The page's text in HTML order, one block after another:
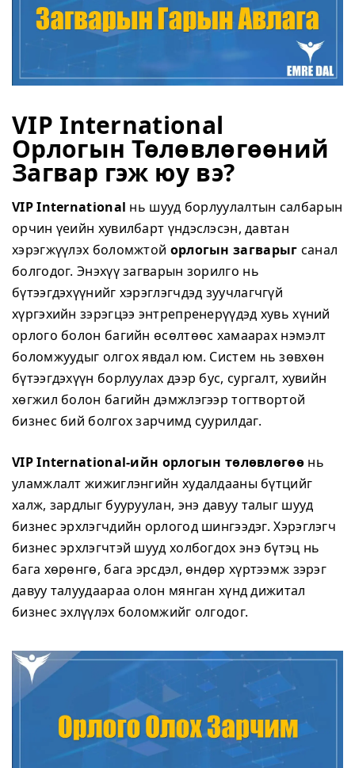
VIP International
Орлогын Төлөвлөгөөний
Загвар гэж юу вэ?
VIP International нь шууд борлуулалтын салбарын
орчин үеийн хувилбарт үндэслэсэн, давтан
хэрэгжүүлэх боломжтой орлогын загварыг санал
болгодог. Энэхүү загварын зорилго нь
бүтээгдэхүүнийг хэрэглэгчдэд зуучлагчгүй
хүргэхийн зэрэгцээ энтрепренерүүдэд хувь хүний
орлого болон багийн өсөлтөөс хамаарах нэмэлт
боломжуудыг олгох явдал юм. Систем нь зөвхөн
бүтээгдэхүүн борлуулах дээр бус, сургалт, хувийн
хөгжил болон багийн дэмжлэгээр тогтвортой
бизнес бий болгох зарчимд суурилдаг.
VIP International-ийн орлогын төлөвлөгөө нь
уламжлалт жижиглэнгийн худалдааны бүтцийг
халж, зардлыг бууруулан, энэ давуу талыг шууд
бизнес эрхлэгчдийн орлогод шингээдэг. Хэрэглэгч
бизнес эрхлэгчтэй шууд холбогдох энэ бүтэц нь
бага хөрөнгө, бага эрсдэл, өндөр хүртээмж зэрэг
давуу талуудаараа олон мянган хүнд дижитал
бизнес эхлүүлэх боломжийг олгодог.